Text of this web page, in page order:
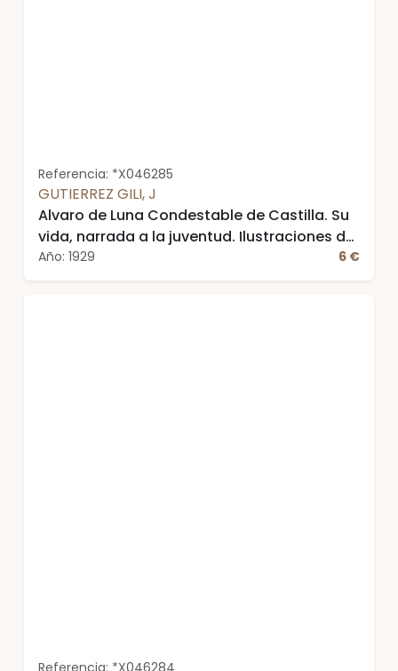
Referencia: *X046285
GUTIERREZ GILI, J
Alvaro de Luna Condestable de Castilla. Su
vida, narrada a la juventud. Ilustraciones de
Jesús de la Helguera
Año: 1929 6 €
Referencia: *X046284